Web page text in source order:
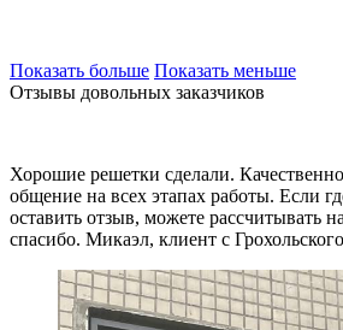
Показать больше Показать меньше
Отзывы довольных заказчиков
Хорошие решетки сделали.
общение на всех этапах работы. Если
оставить отзыв, можете рассчитывать
спасибо. Микаэл, клиент с